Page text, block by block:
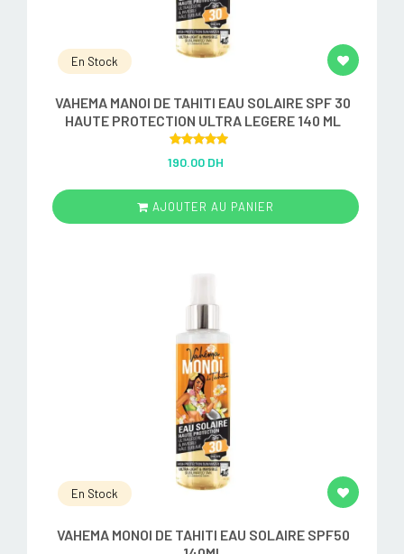
En Stock
VAHEMA MANOI DE TAHITI EAU SOLAIRE SPF 30
HAUTE PROTECTION ULTRA LEGERE 140 ML
out of 5
190.00 DH
AJOUTER AU PANIER
En Stock
VAHEMA MONOI DE TAHITI EAU SOLAIRE SPF50